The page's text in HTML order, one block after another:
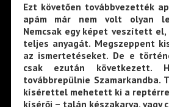
Ezt követően továbbvezették
apám már nem volt olyan
Nemcsak egy képet veszített
teljes anyagát. Megszeppent
az ismertetéseket. De e
csak ezután következett.
továbbrepülnie Szamarkandba.
kísérettel mehetett ki a reptérre.
kísérői – talán készakarva, vagy